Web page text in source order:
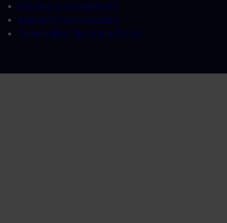
Cookies & Cookiebeleid
Algemene Voorwaarden
Vulnerability Disclosure Policy